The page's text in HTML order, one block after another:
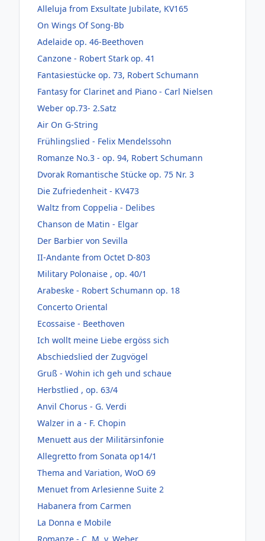
Alleluja from Exsultate Jubilate, KV165
On Wings Of Song-Bb
Adelaide op. 46-Beethoven
Canzone - Robert Stark op. 41
Fantasiestücke op. 73, Robert Schumann
Fantasy for Clarinet and Piano - Carl Nielsen
Weber op.73- 2.Satz
Air On G-String
Frühlingslied - Felix Mendelssohn
Romanze No.3 - op. 94, Robert Schumann
Dvorak Romantische Stücke op. 75 Nr. 3
Die Zufriedenheit - KV473
Waltz from Coppelia - Delibes
Chanson de Matin - Elgar
Der Barbier von Sevilla
II-Andante from Octet D-803
Military Polonaise , op. 40/1
Arabeske - Robert Schumann op. 18
Concerto Oriental
Ecossaise - Beethoven
Ich wollt meine Liebe ergöss sich
Abschiedslied der Zugvögel
Gruß - Wohin ich geh und schaue
Herbstlied , op. 63/4
Anvil Chorus - G. Verdi
Walzer in a - F. Chopin
Menuett aus der Militärsinfonie
Allegretto from Sonata op14/1
Thema and Variation, WoO 69
Menuet from Arlesienne Suite 2
Habanera from Carmen
La Donna e Mobile